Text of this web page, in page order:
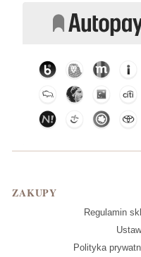
Linki w stopce
ZAKUPY
Regulamin
Polityka